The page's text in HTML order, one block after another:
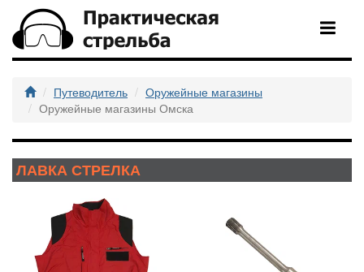
Путеводитель
Оружейные магазины
Оружейные магазины Омска
ЛАВКА СТРЕЛКА